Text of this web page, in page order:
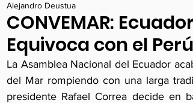
2015 2014
2004 2003
CONVEMAR:
Equivoca con el
Alejandro Deustua
La Asamblea Nacional del Ecuador
del Mar rompiendo con una larga
presidente Rafael Correa decide en